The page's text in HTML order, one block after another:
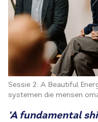
Sessie 2: A Beautiful
systemen die mensen
‘A fundamental